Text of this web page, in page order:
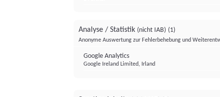
Analyse / Statistik (nicht IAB) (1)
Anonyme Auswertung zur Fehlerbehebung und
Google Analytics
Google Ireland Limited, Irland